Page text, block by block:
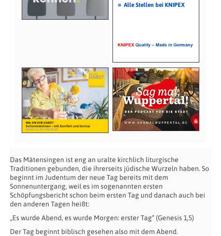
» Alle Stellen bei KNIPEX
Das Mätensingen ist eng an uralte kirchlich liturgische
Traditionen gebunden, die ihrerseits jüdische Wurzeln haben. So
beginnt im Judentum der neue Tag bereits mit dem
Sonnenuntergang, weil es im sogenannten ersten
Schöpfungsbericht schon beim ersten Tag und danach auch bei
den anderen Tagen heißt:
„Es wurde Abend, es wurde Morgen: erster Tag“ (Genesis 1,5)
Der Tag beginnt biblisch gesehen also mit dem Abend.